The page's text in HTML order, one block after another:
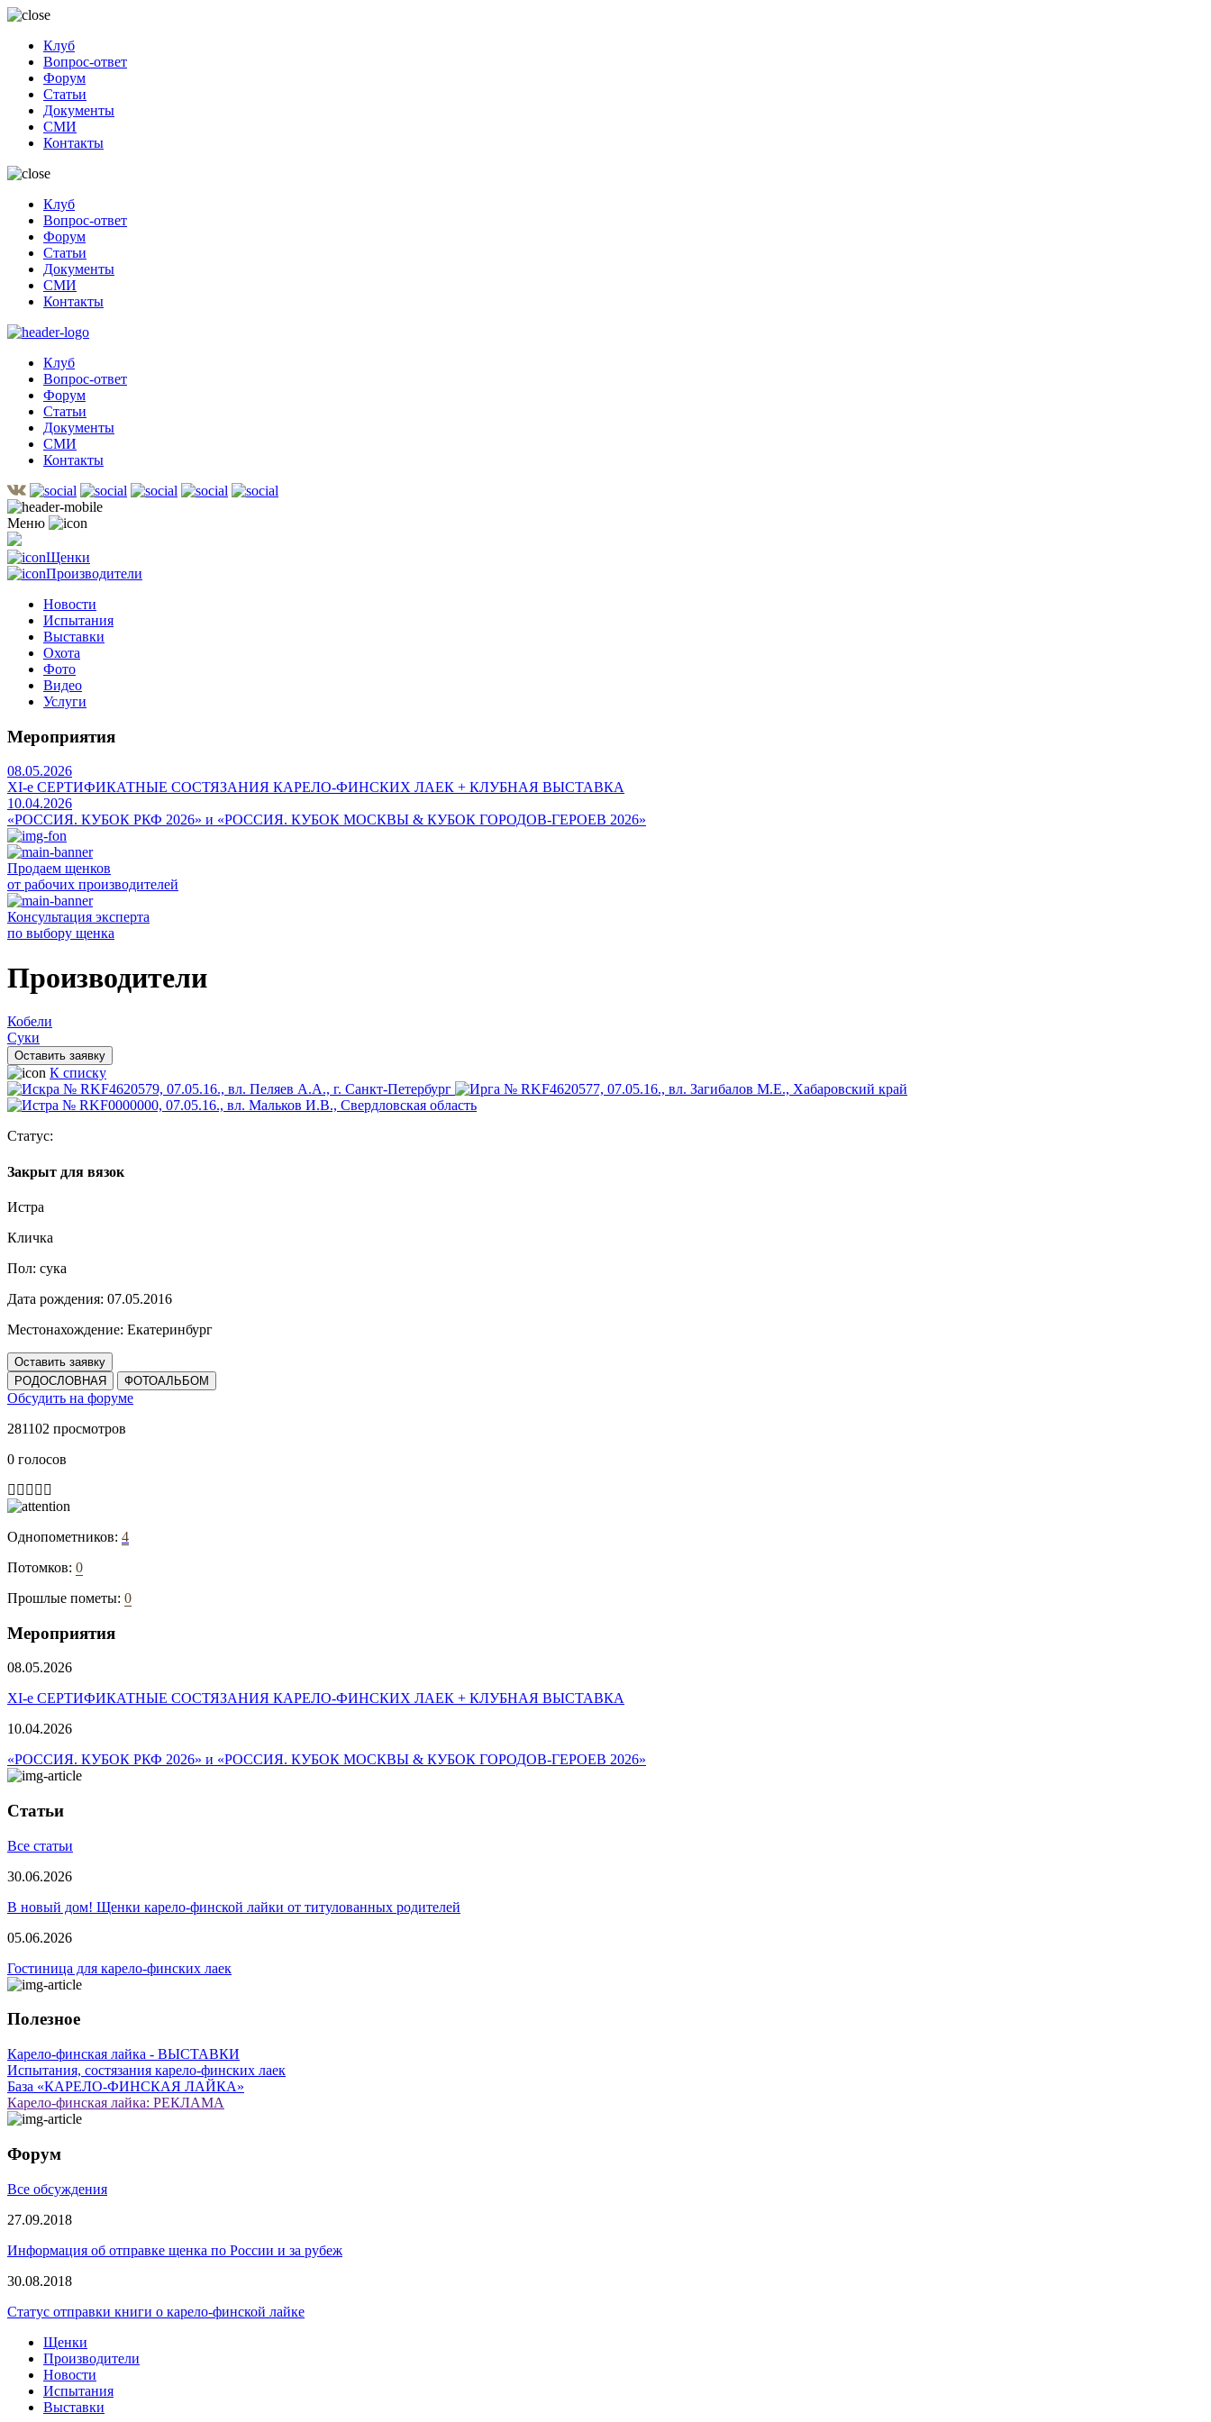
Клуб
Вопрос-ответ
Форум
Статьи
Документы
СМИ
Контакты
Клуб
Вопрос-ответ
Форум
Статьи
Документы
СМИ
Контакты
Клуб
Вопрос-ответ
Форум
Статьи
Документы
СМИ
Контакты
Меню
Щенки
Производители
Новости
Испытания
Выставки
Охота
Фото
Видео
Услуги
Мероприятия
08.05.2026
ХI-е СЕРТИФИКАТНЫЕ СОСТЯЗАНИЯ КАРЕЛО-ФИНСКИХ ЛАЕК + КЛУБНАЯ ВЫСТАВКА
10.04.2026
«РОССИЯ. КУБОК РКФ 2026» и «РОССИЯ. КУБОК МОСКВЫ & КУБОК ГОРОДОВ-ГЕРОЕВ 2026»
Продаем щенков
от рабочих производителей
Консультация эксперта
по выбору щенка
Производители
Кобели
Суки
Оставить заявку
К списку
Статус:
Закрыт для вязок
Истра
Кличка
Пол: сука
Дата рождения: 07.05.2016
Местонахождение: Екатеринбург
Оставить заявку
РОДОСЛОВНАЯ
ФОТОАЛЬБОМ
Обсудить на форуме
281102 просмотров
0 голосов
Однопометников: 4
Потомков: 0
Прошлые пометы: 0
Мероприятия
08.05.2026
ХI-е СЕРТИФИКАТНЫЕ СОСТЯЗАНИЯ КАРЕЛО-ФИНСКИХ ЛАЕК + КЛУБНАЯ ВЫСТАВКА
10.04.2026
«РОССИЯ. КУБОК РКФ 2026» и «РОССИЯ. КУБОК МОСКВЫ & КУБОК ГОРОДОВ-ГЕРОЕВ 2026»
Статьи
Все статьи
30.06.2026
В новый дом! Щенки карело-финской лайки от титулованных родителей
05.06.2026
Гостиница для карело-финских лаек
Полезное
Карело-финская лайка - ВЫСТАВКИ
Испытания, состязания карело-финских лаек
База «КАРЕЛО-ФИНСКАЯ ЛАЙКА»
Карело-финская лайка: РЕКЛАМА
Форум
Все обсуждения
27.09.2018
Информация об отправке щенка по России и за рубеж
30.08.2018
Статус отправки книги о карело-финской лайке
Щенки
Производители
Новости
Испытания
Выставки